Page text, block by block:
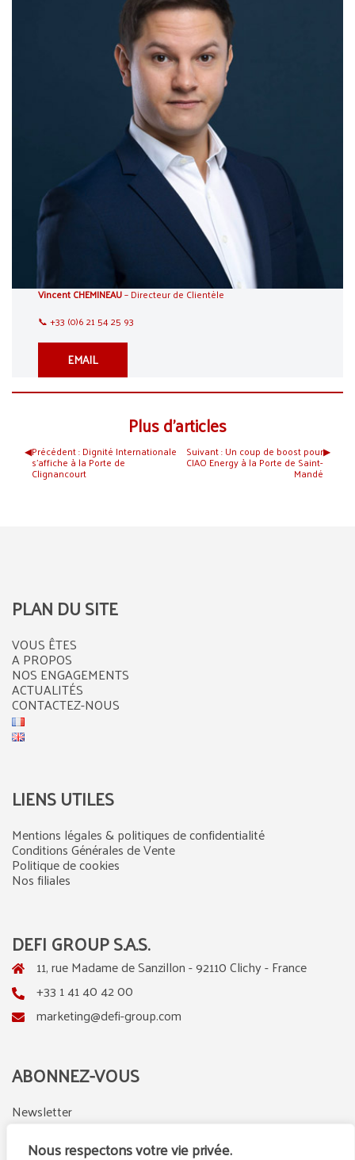
Nous respectons votre vie privée.
Vincent CHEMINEAU– Directeur de Clientèle
📞 +33 (0)6 21 54 25 93
EMAIL
Plus d’articles
◀︎Précédent :Dignité Internationale
s’affiche à la Porte de
Clignancourt
Suivant :Un coup de boost pour
CIAO Energy à la Porte de Saint-
Mandé
▶︎
PLAN DU SITE
VOUS ÊTES
A PROPOS
NOS ENGAGEMENTS
ACTUALITÉS
CONTACTEZ-NOUS
LIENS UTILES
Mentions légales & politiques de confidentialité
Conditions Générales de Vente
Politique de cookies
Nos filiales
DEFI GROUP S.A.S.
11, rue Madame de Sanzillon - 92110 Clichy - France
+33 1 41 40 42 00
marketing@defi-group.com
ABONNEZ-VOUS
Newsletter